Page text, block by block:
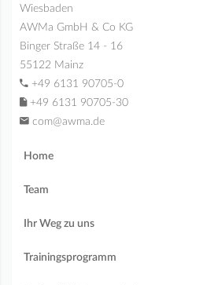
Wiesbaden
AWMa GmbH & Co KG
Binger Straße 14 - 16
55122 Mainz
+49 6131 90705-0
+49 6131 90705-30
com@awma.de
Home
Team
Ihr Weg zu uns
Trainingsprogramm